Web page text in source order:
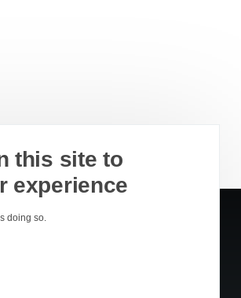
this site to
experience
doing so.